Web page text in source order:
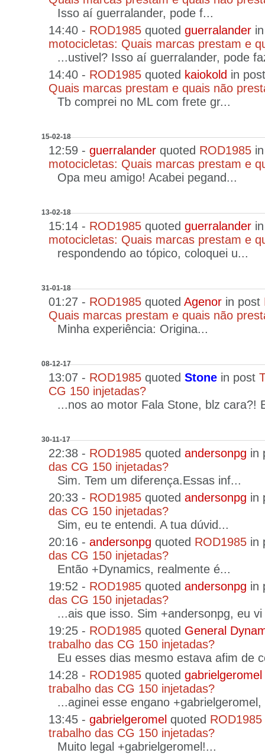
Isso aí guerralander, pode f...
14:40 - ROD1985 quoted guerralander
motocicletas: Quais marcas prestam e
...ustivel? Isso aí guerralander, pode
14:40 - ROD1985 quoted kaiokold in
Quais marcas prestam e quais não
Tb comprei no ML com frete gr...
15-02-18
12:59 - guerralander quoted ROD1985
motocicletas: Quais marcas prestam e
Opa meu amigo! Acabei pegand...
13-02-18
15:14 - ROD1985 quoted guerralander
motocicletas: Quais marcas prestam e
respondendo ao tópico, coloquei u...
31-01-18
01:27 - ROD1985 quoted Agenor in post
Quais marcas prestam e quais não
Minha experiência: Origina...
08-12-17
13:07 - ROD1985 quoted Stone in post
CG 150 injetadas?
...nos ao motor Fala Stone, blz cara?!
30-11-17
22:38 - ROD1985 quoted andersonpg in
das CG 150 injetadas?
Sim. Tem um diferença.Essas inf...
20:33 - ROD1985 quoted andersonpg in
das CG 150 injetadas?
Sim, eu te entendi. A tua dúvid...
20:16 - andersonpg quoted ROD1985 in
das CG 150 injetadas?
Então +Dynamics, realmente é...
19:52 - ROD1985 quoted andersonpg in
das CG 150 injetadas?
...ais que isso. Sim +andersonpg, eu
19:25 - ROD1985 quoted General
trabalho das CG 150 injetadas?
Eu esses dias mesmo estava afim de
14:28 - ROD1985 quoted gabrielgeromel
trabalho das CG 150 injetadas?
...aginei esse engano
13:45 - gabrielgeromel quoted ROD1985
trabalho das CG 150 injetadas?
Muito legal +gabrielgeromel!...